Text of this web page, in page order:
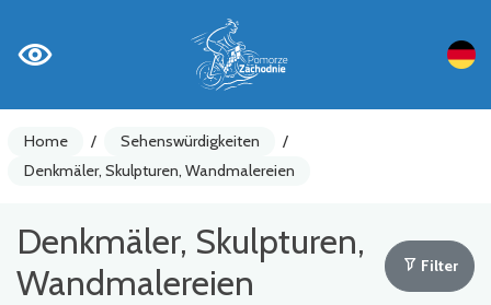
Home / Sehenswürdigkeiten
/
Denkmäler, Skulpturen, Wandmalereien
Denkmäler, Skulpturen,
Wandmalereien
Filter